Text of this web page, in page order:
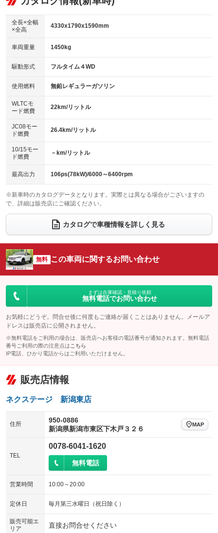
：装備なし
パワーウィンドウ
アイドリングストップ
：装備なし
USB入力端子
：装備なし
100V電源
：装備なし
センターデフロック
：装備なし
電動格納ミラー
：装備あり
：装備なし
：装備あり
革シート
キーレス
HID(キセノンライト)
：装備なし
バックカメラ
：装備あり
エアロ
：装備なし
：装備なし
パワーシート
ベンチシート
：装備なし
チップアップシート
：装備なし ：装備なし
：装備なし ：装備あり
ウォークスルー
：装備なし
電動リアゲート フロントカメラ
：装備なし
：装備なし ：装備なし
サイドカメラ
：装備なし ルーフレール
：装備なし
：装備なし
：装備なし
全長×全幅
×全高
4330x1790x1590mm
車両重量 1450kg
駆動形式 フルタイム４WD
使用燃料 無鉛レギュラーガソリン
WLTCモ
ード燃費
22km/リットル
JC08モー
ド燃費
26.4km/リットル
10/15モー
ド燃費
－km/リットル
最高出力 106ps(78kW)/6000～6400rpm
※新車時のカタログデータとなります。実際とは異なる場合がございますの
で、詳細は販売店にご確認ください。
カタログで車種情報を詳しく見る
無料 この車両に関するお問い合わせ
まずは在庫確認・見積り依頼
無料電話でお問い合わせ
お気軽にどうぞ。問合せ後に何度もご連絡が届くことはありません。メールア
ドレスは販売店に公開されません。
※無料電話をご利用の場合は、販売店へお客様の電話番号が通知されます。無料電話
番号ご利用の際の注意点は こちら
IP電話、ひかり電話からはご利用いただけません。
販売店情報
ネクステージ 新潟東店
住所
950-0886
新潟県新潟市東区下木戸３２６
MAP
TEL
0078-6041-1620
無料電話
営業時間 10:00～20:00
定休日 毎月第三水曜日（祝日除く）
販売可能エ
リア
直接お問合せください